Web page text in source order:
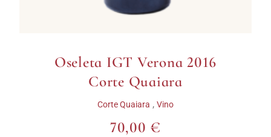
Oseleta IGT Verona 2016
Corte Quaiara
Corte Quaiara , Vino
70,00 €